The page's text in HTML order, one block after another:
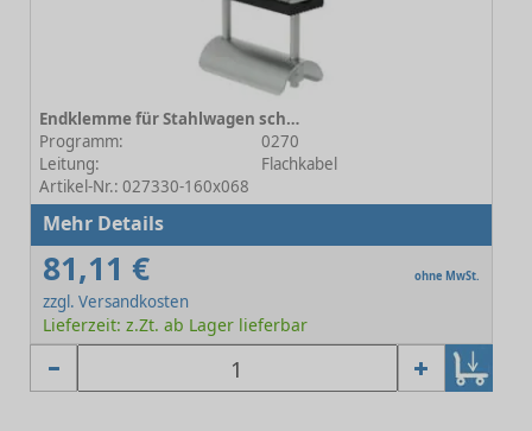
Endklemme für Stahlwagen schwere Baureihe 160x068
Programm:
0270
Leitung:
Flachkabel
Artikel-Nr.: 027330-160x068
Mehr Details
81,11 € ohne MwSt.
zzgl. Versandkosten
Lieferzeit: z.Zt. ab Lager lieferbar